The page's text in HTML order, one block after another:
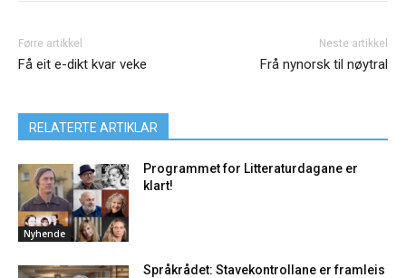
Førre artikkel
Få eit e-dikt kvar veke
Neste artikkel
Frå nynorsk til nøytral
RELATERTE ARTIKLAR
Nyhende
Programmet for Litteraturdagane er
klart!
Språkrådet: Stavekontrollane er framleis